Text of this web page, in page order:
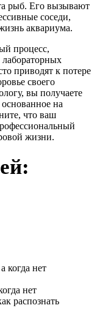
рыб. Его вызывают
соседи,
аквариума.
процесс,
приводят к потере
своего
вы получаете
на
что ваш
жизни.
нет